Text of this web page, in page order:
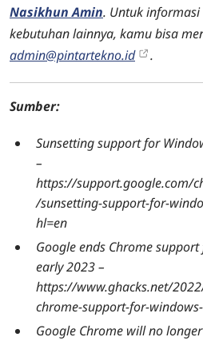
Nasikhun Amin. Untuk
kebutuhan lainnya, kamu bisa
admin@pintartekno.id
.
Sumber:
Sunsetting support for
–
https://support.google.com/
/sunsetting-support-for-
hl=en
Google ends Chrome
early 2023 –
https://www.ghacks.net/
chrome-support-for-
Google Chrome will no